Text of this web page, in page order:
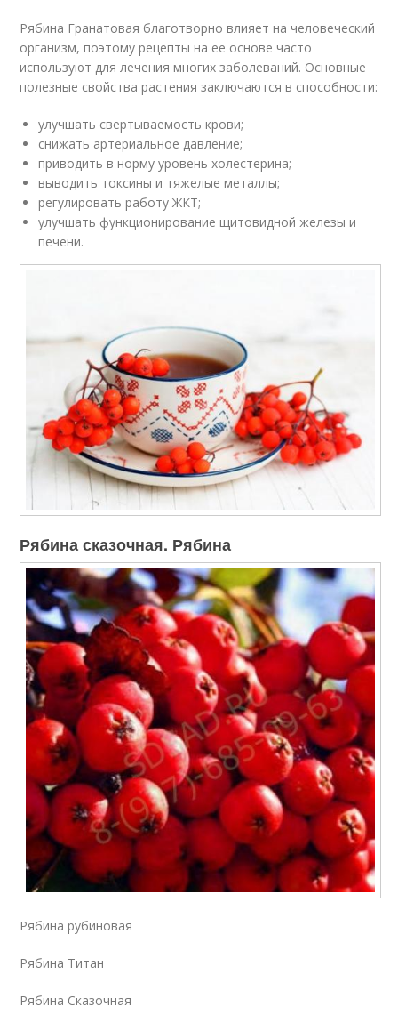
Рябина Гранатовая благотворно влияет на человеческий
организм, поэтому рецепты на ее основе часто
используют для лечения многих заболеваний. Основные
полезные свойства растения заключаются в способности:
улучшать свертываемость крови;
снижать артериальное давление;
приводить в норму уровень холестерина;
выводить токсины и тяжелые металлы;
регулировать работу ЖКТ;
улучшать функционирование щитовидной железы и
печени.
Рябина сказочная. Рябина
Рябина рубиновая
Рябина Титан
Рябина Сказочная